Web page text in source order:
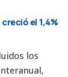
el 1,4%
los